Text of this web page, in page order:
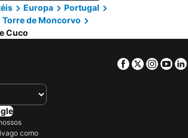
Europa
Portugal
Torre de Moncorvo
Cuco
Facebook
Twitter
como